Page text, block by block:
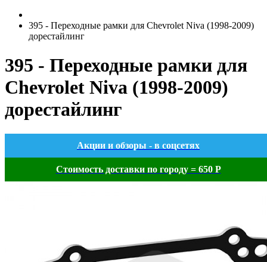
395 - Переходные рамки для Chevrolet Niva (1998-2009)
дорестайлинг
395 - Переходные рамки для
Chevrolet Niva (1998-2009)
дорестайлинг
Акции и обзоры - в соцсетях
Стоимость доставки по городу = 650 Р